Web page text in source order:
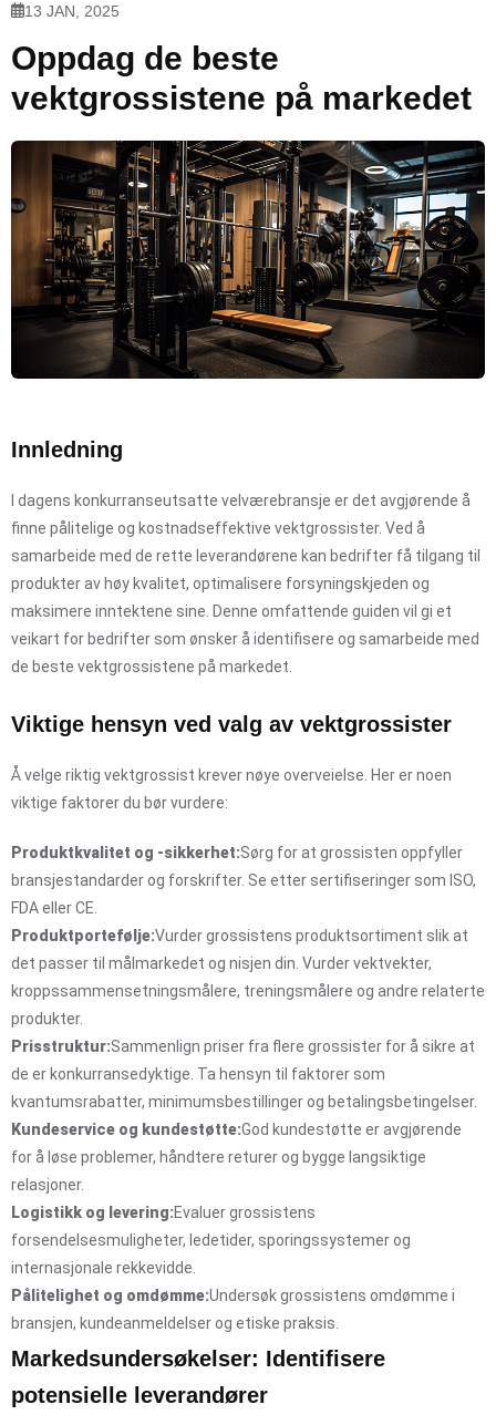
13 JAN, 2025
Oppdag de beste
vektgrossistene på markedet
Innledning
I dagens konkurranseutsatte velværebransje er det avgjørende å
finne pålitelige og kostnadseffektive vektgrossister. Ved å
samarbeide med de rette leverandørene kan bedrifter få tilgang til
produkter av høy kvalitet, optimalisere forsyningskjeden og
maksimere inntektene sine. Denne omfattende guiden vil gi et
veikart for bedrifter som ønsker å identifisere og samarbeide med
de beste vektgrossistene på markedet.
Viktige hensyn ved valg av vektgrossister
Å velge riktig vektgrossist krever nøye overveielse. Her er noen
viktige faktorer du bør vurdere:
Produktkvalitet og -sikkerhet:Sørg for at grossisten oppfyller
bransjestandarder og forskrifter. Se etter sertifiseringer som ISO,
FDA eller CE.
Produktportefølje:Vurder grossistens produktsortiment slik at
det passer til målmarkedet og nisjen din. Vurder vektvekter,
kroppssammensetningsmålere, treningsmålere og andre relaterte
produkter.
Prisstruktur:Sammenlign priser fra flere grossister for å sikre at
de er konkurransedyktige. Ta hensyn til faktorer som
kvantumsrabatter, minimumsbestillinger og betalingsbetingelser.
Kundeservice og kundestøtte:God kundestøtte er avgjørende
for å løse problemer, håndtere returer og bygge langsiktige
relasjoner.
Logistikk og levering:Evaluer grossistens
forsendelsesmuligheter, ledetider, sporingssystemer og
internasjonale rekkevidde.
Pålitelighet og omdømme:Undersøk grossistens omdømme i
bransjen, kundeanmeldelser og etiske praksis.
Markedsundersøkelser: Identifisere
potensielle leverandører